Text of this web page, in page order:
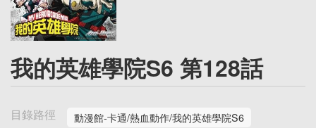
我的英雄學院S6 第128話
目錄路徑
動漫館-卡通/熱血動作/我的英雄學院S6